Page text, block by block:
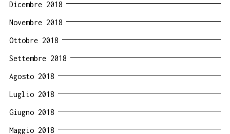
Dicembre 2018
Novembre 2018
Ottobre 2018
Settembre 2018
Agosto 2018
Luglio 2018
Giugno 2018
Maggio 2018